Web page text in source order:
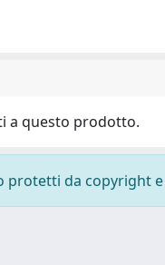
a questo prodotto.
protetti da copyright